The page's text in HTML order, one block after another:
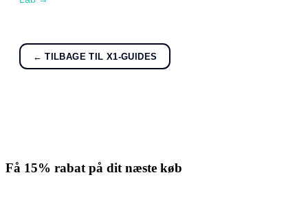
← TILBAGE TIL X1-GUIDES
Få 15% rabat på dit næste køb